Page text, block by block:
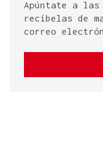
Apúntate a
recíbelas de
correo